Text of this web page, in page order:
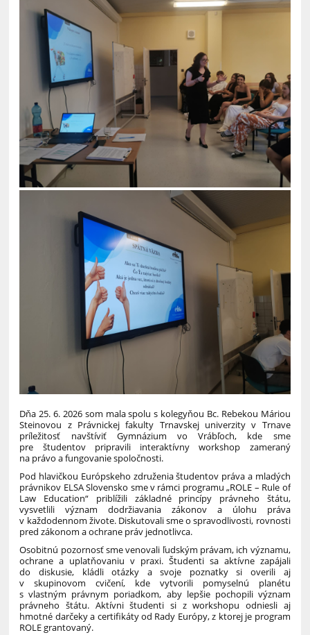
Dňa 25. 6. 2026 som mala spolu s kolegyňou Bc. Rebekou Máriou
Steinovou z Právnickej fakulty Trnavskej univerzity v Trnave
príležitosť navštíviť Gymnázium vo Vrábľoch, kde sme
pre študentov pripravili interaktívny workshop zameraný
na právo a fungovanie spoločnosti.
Pod hlavičkou Európskeho združenia študentov práva a mladých
právnikov ELSA Slovensko sme v rámci programu „ROLE – Rule of
Law Education“ priblížili základné princípy právneho štátu,
vysvetlili význam dodržiavania zákonov a úlohu práva
v každodennom živote. Diskutovali sme o spravodlivosti, rovnosti
pred zákonom a ochrane práv jednotlivca.
Osobitnú pozornosť sme venovali ľudským právam, ich významu,
ochrane a uplatňovaniu v praxi. Študenti sa aktívne zapájali
do diskusie, kládli otázky a svoje poznatky si overili aj
v skupinovom cvičení, kde vytvorili pomyselnú planétu
s vlastným právnym poriadkom, aby lepšie pochopili význam
právneho štátu. Aktívni študenti si z workshopu odniesli aj
hmotné darčeky a certifikáty od Rady Európy, z ktorej je program
ROLE grantovaný.